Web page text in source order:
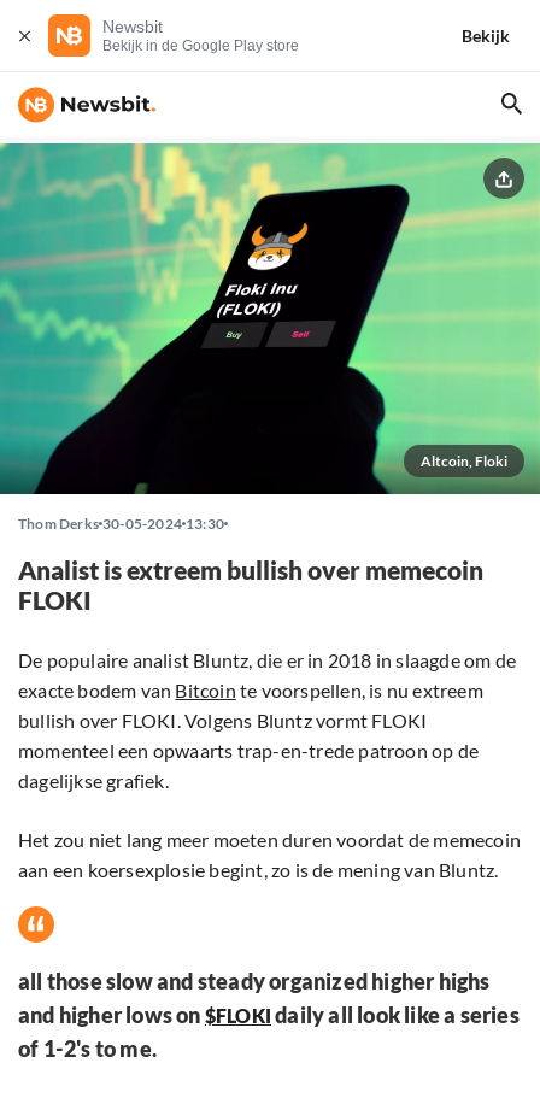
Newsbit
Bekijk in de Google Play store
Bekijk
Altcoin, Floki
Thom Derks 30-05-2024 13:30
Analist is extreem bullish over memecoin
FLOKI
De populaire analist Bluntz, die er in 2018 in slaagde om de
exacte bodem van Bitcoin te voorspellen, is nu extreem
bullish over FLOKI. Volgens Bluntz vormt FLOKI
momenteel een opwaarts trap-en-trede patroon op de
dagelijkse grafiek.
Het zou niet lang meer moeten duren voordat de memecoin
aan een koersexplosie begint, zo is de mening van Bluntz.
all those slow and steady organized higher highs
and higher lows on $FLOKI daily all look like a series
of 1-2's to me.